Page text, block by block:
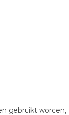
gebruikt worden,